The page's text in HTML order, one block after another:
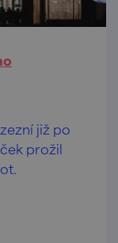
již po
prožil